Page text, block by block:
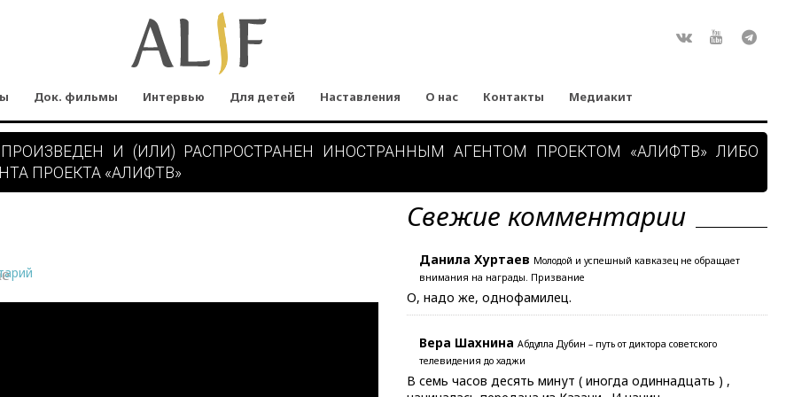
Док. фильмы Интервью Для детей Наставления О нас Контакты Медиакит
И (ИЛИ) РАСПРОСТРАНЕН ИНОСТРАННЫМ АГЕНТОМ ПРОЕКТОМ «АЛИФТВ» ЛИБО
ПРОЕКТА «АЛИФТВ»
Свежие комментарии
Данила Хуртаев Молодой и успешный кавказец не обращает
внимания на награды. Призвание
О, надо же, однофамилец.
Вера Шахнина Абдулла Дубин – путь от диктора советского
телевидения до хаджи
В семь часов десять минут ( иногда одиннадцать ) ,